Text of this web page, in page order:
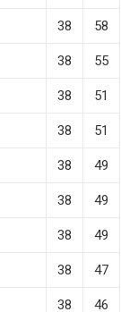
38 58
38 55
38 51
38 51
38 49
38 49
38 49
38 47
38 46